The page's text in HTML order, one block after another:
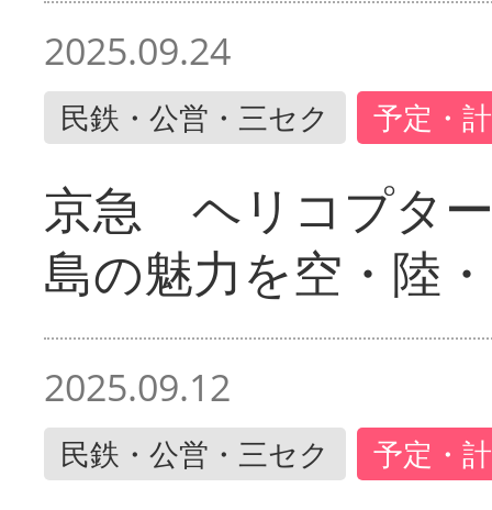
2025.09.24
民鉄・公営・三セク 予定・
京急 ヘリコプタ
島の魅力を空・陸
2025.09.12
民鉄・公営・三セク 予定・